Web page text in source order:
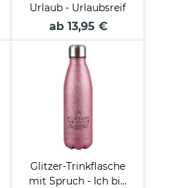
Urlaub - Urlaubsreif
ab 13,95 €
Glitzer-Trinkflasche
mit Spruch - Ich bin